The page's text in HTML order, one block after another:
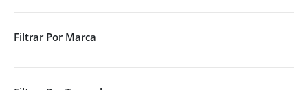
Filtrar Por Marca